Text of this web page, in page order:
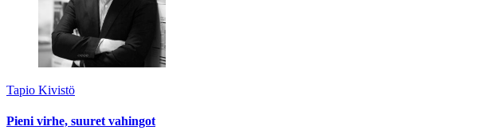
Tapio Kivistö
Pieni virhe, suuret vahingot